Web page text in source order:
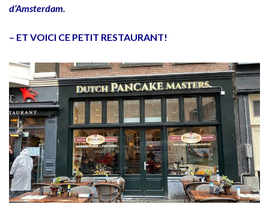
d’Amsterdam.
– ET VOICI CE PETIT RESTAURANT!